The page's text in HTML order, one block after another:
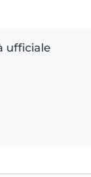
ufficiale